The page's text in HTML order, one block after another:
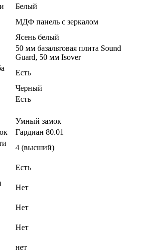
Белый
МДФ панель с зеркалом
Ясень белый
50 мм базальтовая плита Sound
Guard, 50 мм Isover
Есть
Черный
Есть
Умный замок
Гардиан 80.01
4 (высший)
Есть
Нет
Нет
Нет
нет